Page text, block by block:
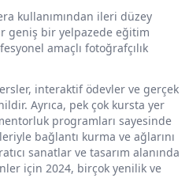
kullanımından ileri düzey
geniş bir yelpazede eğitim
amaçlı fotoğrafçılık
interaktif ödevler ve gerçek
Ayrıca, pek çok kursta yer
programları sayesinde
bağlantı kurma ve ağlarını
sanatlar ve tasarım alanında
için 2024, birçok yenilik ve